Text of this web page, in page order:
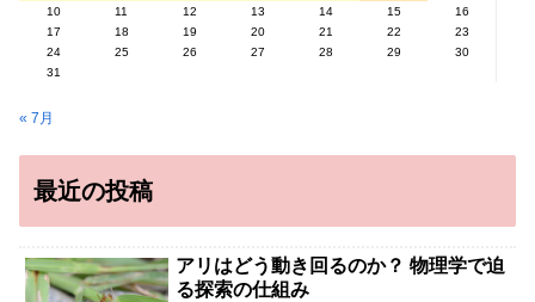
10
11 12 13 14 15
16
17
18 19 20 21 22
23
24
25 26 27 28 29
30
31
« 7月
最近の投稿
アリはどう動き回るのか？ 物理学で迫
る探索の仕組み